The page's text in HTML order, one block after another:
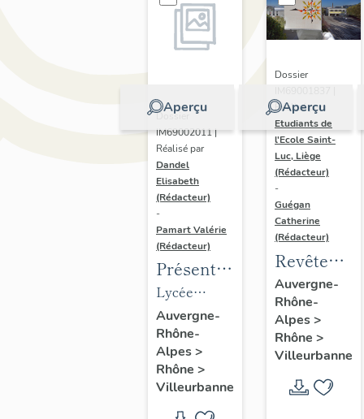
Aperçu
Dossier
IM69002011 |
Réalisé par
Dandel
Elisabeth
(Rédacteur)
-
Pamart Valérie
(Rédacteur)
Présentation
des 1%
artistique
du Lycée
Alfred de
Musset
Lycée
professionnel
Alfred-de-
Musset
Auvergne-
Rhône-
Alpes>
Rhône >
Villeurbanne
Aperçu
Dossier
Réalisé par
Etudiants de
l'Ecole Saint-
Luc, Liège
(Rédacteur)
-
Guégan
Catherine
(Rédacteur)
mural
(mosaïque)
: Rose des
vents
Auvergne-
Rhône-
Alpes>
Rhône >
Villeurbanne